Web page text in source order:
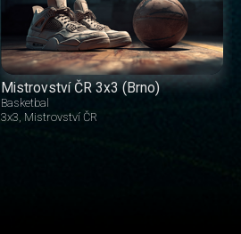
Mistrovství ČR 3x3 (Brno)
Basketbal
3x3 Mistrovství ČR